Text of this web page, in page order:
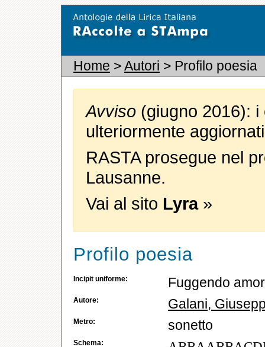
Home >Autori > Profilo poesia
Avviso (giugno 2016):
ulteriormente
RASTA prosegue nel
Lausanne.
Vai al sito Lyra»
Profilo poesia
Incipit uniforme: Fuggendo
Autore: Galani,
Metro: sonetto
Schema: